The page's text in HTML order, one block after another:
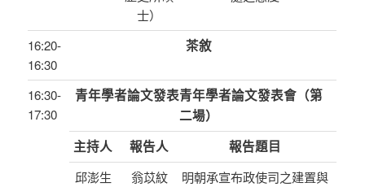
士）
16:20-
16:30
茶敘
16:30-
17:30
青年學者論文發表青年學者論文發表會（第
二場）
主持人
報告人 報告題目
邱澎生
翁苡紋
明朝承宣布政使司之建置與